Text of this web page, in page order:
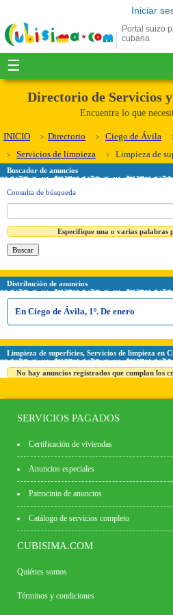
Iniciar
Portal suizo
cubana
☰
Directorio de Servicios
Encuentra lo que
INICIO Directorio Ciego de Ávila
Servicios de limpieza
Limpieza de
Buscador de anuncios
Consulta de búsqueda
Especifique una o varias palabras
Distribución de anuncios
En Ciego de Ávila, 1º. De enero
Limpieza de superficies, Servicios de limpieza en
No hay anuncios registrados que cumplan los
SERVICIOS PAGADOS
Certificación de viviendas
Anuncios especiales
Patrocinio de anuncios
Catálogo de servicios completo
CUBISIMA.COM
Quiénes somos
Términos y condiciones